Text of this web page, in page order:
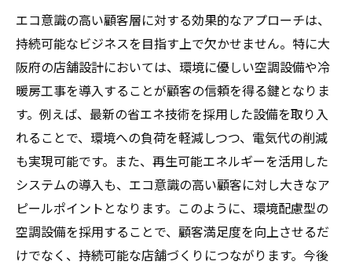
エコ意識の高い顧客層に対する効果的なアプローチは、
持続可能なビジネスを目指す上で欠かせません。特に大
阪府の店舗設計においては、環境に優しい空調設備や冷
暖房工事を導入することが顧客の信頼を得る鍵となりま
す。例えば、最新の省エネ技術を採用した設備を取り入
れることで、環境への負荷を軽減しつつ、電気代の削減
も実現可能です。また、再生可能エネルギーを活用した
システムの導入も、エコ意識の高い顧客に対し大きなア
ピールポイントとなります。このように、環境配慮型の
空調設備を採用することで、顧客満足度を向上させるだ
けでなく、持続可能な店舗づくりにつながります。今後